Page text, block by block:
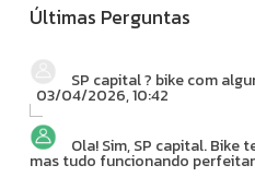
Últimas Perguntas
SP capital ? bike com
03/04/2026, 10:42
Ola! Sim, SP capital. Bike
mas tudo funcionando